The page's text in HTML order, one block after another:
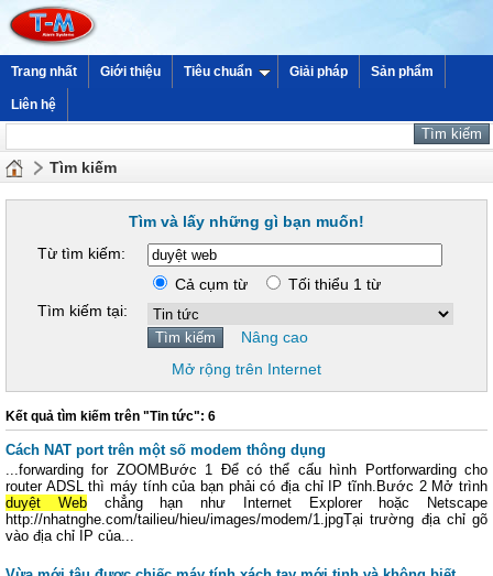
Trang nhất Giới thiệu Tiêu chuẩn Giải pháp Sản phẩm
Liên hệ
Tìm kiếm
Tìm và lấy những gì bạn muốn!
Từ tìm kiếm:
Cả cụm từ
Tối thiểu 1 từ
Tìm kiếm tại:
Nâng cao
Mở rộng trên Internet
Kết quả tìm kiếm trên "Tin tức": 6
Cách NAT port trên một số modem thông dụng
...forwarding for ZOOMBước 1 Để có thể cấu hình Portforwarding cho
router ADSL thì máy tính của bạn phải có địa chỉ IP tĩnh.Bước 2 Mở trình
duyệt Webchẳng hạn như Internet Explorer hoặc Netscape
http://nhatnghe.com/tailieu/hieu/images/modem/1.jpgTại trường địa chỉ gõ
vào địa chỉ IP của...